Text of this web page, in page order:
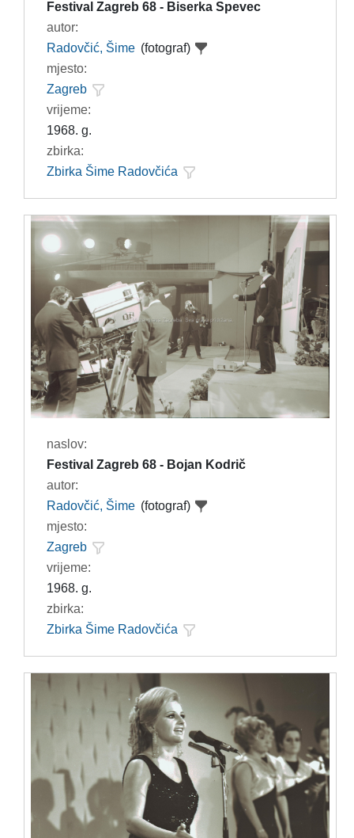
Festival Zagreb 68 - Biserka Spevec
autor:
Radovčić, Šime (fotograf)
mjesto:
Zagreb
vrijeme:
1968. g.
zbirka:
Zbirka Šime Radovčića
naslov:
Festival Zagreb 68 - Bojan Kodrič
autor:
Radovčić, Šime (fotograf)
mjesto:
Zagreb
vrijeme:
1968. g.
zbirka:
Zbirka Šime Radovčića